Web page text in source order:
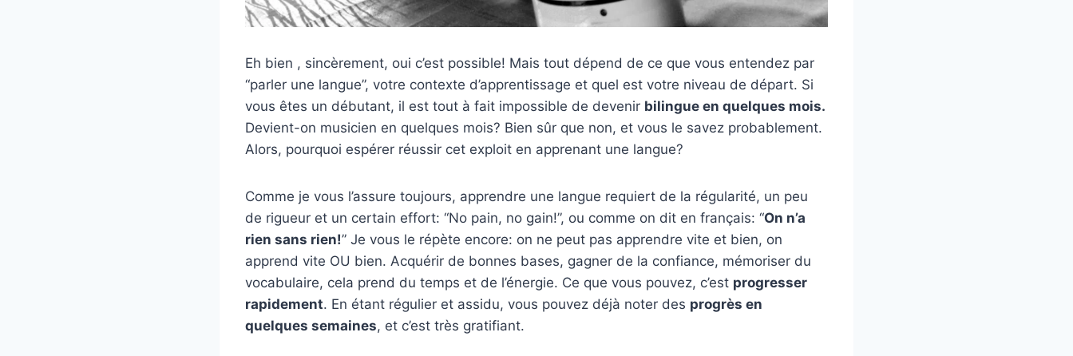
Eh bien , sincèrement, oui c’est possible! Mais tout dépend de ce que vous entendez par
“parler une langue”, votre contexte d’apprentissage et quel est votre niveau de départ. Si
vous êtes un débutant, il est tout à fait impossible de devenir bilingue en quelques mois.
Devient-on musicien en quelques mois? Bien sûr que non, et vous le savez probablement.
Alors, pourquoi espérer réussir cet exploit en apprenant une langue?
Comme je vous l’assure toujours, apprendre une langue requiert de la régularité, un peu
de rigueur et un certain effort: “No pain, no gain!”, ou comme on dit en français: “On n’a
rien sans rien!” Je vous le répète encore: on ne peut pas apprendre vite et bien, on
apprend vite OU bien. Acquérir de bonnes bases, gagner de la confiance, mémoriser du
vocabulaire, cela prend du temps et de l’énergie. Ce que vous pouvez, c’est progresser
rapidement. En étant régulier et assidu, vous pouvez déjà noter des progrès en
quelques semaines, et c’est très gratifiant.